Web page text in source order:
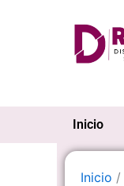
Inicio
Inicio /